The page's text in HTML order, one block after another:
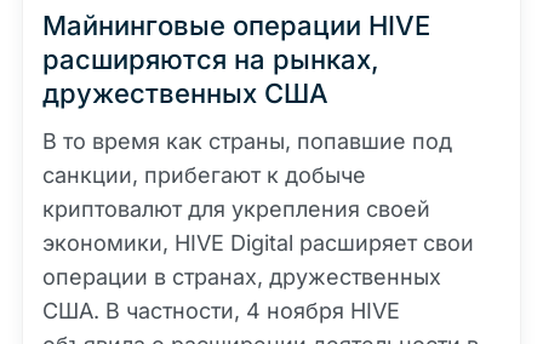
Майнинговые операции HIVE
расширяются на рынках,
дружественных США
В то время как страны, попавшие под
санкции, прибегают к добыче
криптовалют для укрепления своей
экономики, HIVE Digital расширяет свои
операции в странах, дружественных
США. В частности, 4 ноября HIVE